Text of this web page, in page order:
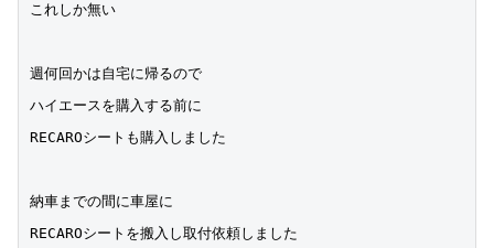
これしか無い
週何回かは自宅に帰るので
ハイエースを購入する前に
RECAROシートも購入しました
納車までの間に車屋に
RECAROシートを搬入し取付依頼しました